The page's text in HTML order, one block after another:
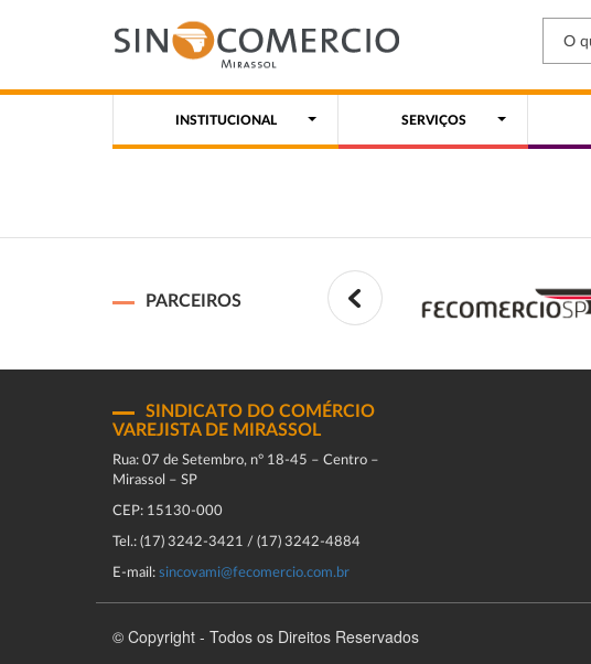
INSTITUCIONAL SERVIÇOS
PARCEIROS
SINDICATO DO COMÉRCIO
VAREJISTA DE MIRASSOL
Rua: 07 de Setembro, n° 18-45 – Centro –
Mirassol – SP
CEP: 15130-000
Tel.: (17) 3242-3421 / (17) 3242-4884
E-mail: sincovami@fecomercio.com.br
© Copyright - Todos os Direitos Reservados